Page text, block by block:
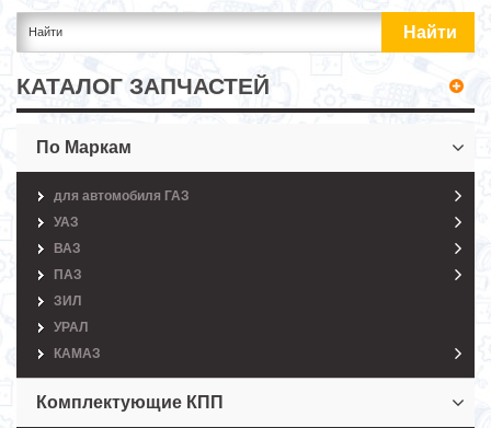
КАТАЛОГ ЗАПЧАСТЕЙ
По Маркам
для автомобиля ГАЗ
УАЗ
ВАЗ
ПАЗ
ЗИЛ
УРАЛ
КАМАЗ
Комплектующие КПП